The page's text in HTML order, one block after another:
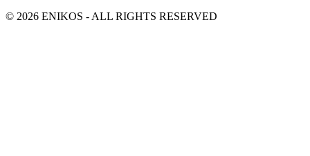
© 2026 ENIKOS - ALL RIGHTS RESERVED